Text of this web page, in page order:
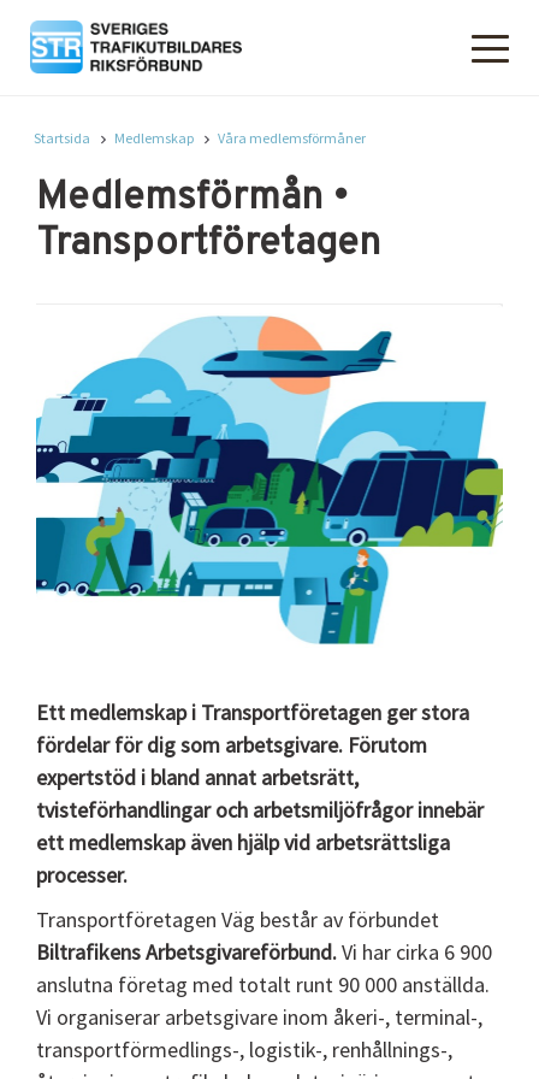
Startsida Medlemskap Våra medlemsförmåner
Medlemsförmån •
Transportföretagen
Ett medlemskap i Transportföretagen ger stora
fördelar för dig som arbetsgivare. Förutom
expertstöd i bland annat arbetsrätt,
tvisteförhandlingar och arbetsmiljöfrågor innebär
ett medlemskap även hjälp vid arbetsrättsliga
processer.
Transportföretagen Väg består av förbundet
Biltrafikens Arbetsgivareförbund.Vi har cirka 6 900
anslutna företag med totalt runt 90 000 anställda.
Vi organiserar arbetsgivare inom åkeri-, terminal-,
transportförmedlings-, logistik-, renhållnings-,